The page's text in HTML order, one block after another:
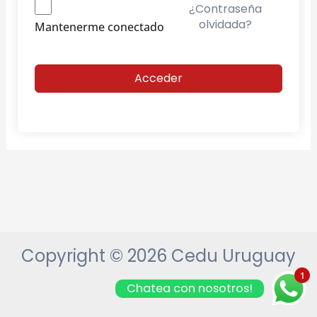
Mantenerme conectado
¿Contraseña
olvidada?
Acceder
Copyright © 2026 Cedu Uruguay
1
Chatea con nosotros!